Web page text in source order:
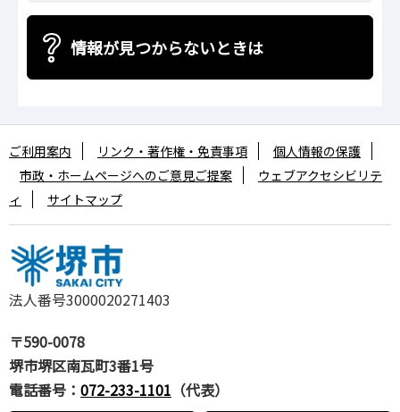
情報が見つからないときは
法人番号3000020271403
〒590-0078
堺市堺区南瓦町3番1号
電話番号： 072-233-1101 （代表）
ご利用案内 リンク・著作権・免責事項
個人情報の保護
市政・ホームページへのご意見ご提案
ウェブアクセシビリテ
ィ
サイトマップ